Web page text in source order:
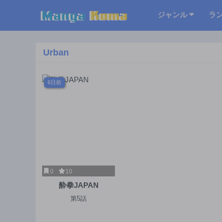
ジャンル ラ
Urban
6日前
0 10
酔拳JAPAN
第5話